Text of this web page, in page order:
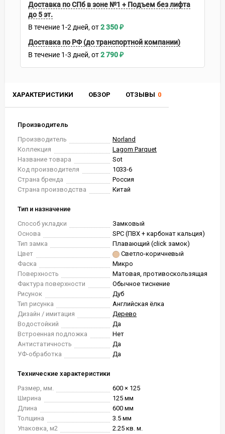
ХАРАКТЕРИСТИКИ ОБЗОР ОТЗЫВЫ 0
Производитель
Производитель
Norland
Коллекция
Lagom Parquet
Название товара
Sot
Код производителя
1033-6
Страна бренда
Россия
Страна производства
Китай
Тип и назначение
Способ укладки
Замковый
Основа
SPC (ПВХ + карбонат кальция)
Тип замка
Плавающий (click замок)
Цвет
Светло-коричневый
Фаска
Микро
Поверхность
Матовая, противоскользящая
Фактура поверхности
Обычное тиснение
Рисунок
Дуб
Тип рисунка
Английская ёлка
Дизайн / имитация
Дерево
Водостойкий
Да
Встроенная подложка
Нет
Антистатичность
Да
УФ-обработка
Да
Технические характеристики
Размер, мм.
600 × 125
Ширина
125 мм
Длина
600 мм
Толщина
3.5 мм
Упаковка, м2
2.25 кв. м.
Доставка по СПб в зоне №1 + Подъем без лифта
до 5 эт.
В течение 1-2 дней 2 350₽
Доставка по РФ (до транспортной компании)
В течение 1-3 дней 2 790₽